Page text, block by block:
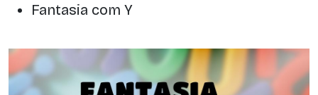
Fantasia com Y